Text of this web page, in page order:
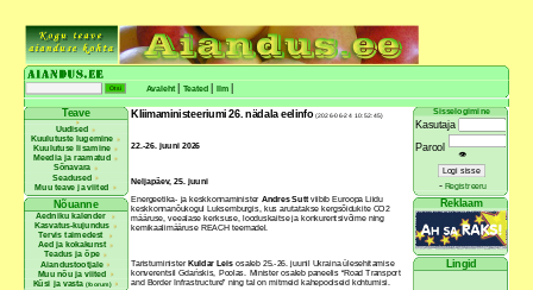
Avaleht Teated Ilm
Teave
Uudised
Kuulutuste lugemine
Kuulutuse lisamine
Meedia ja raamatud
Sõnavara
Seadused
Muu teave ja viited
Nõuanne
Aedniku kalender
Kasvatus-kujundus
Tervis taimedest
Aed ja kokakunst
Teadus ja õpe
Aiandustootjale
Muu nõu ja viited
Küsi ja vasta(foorum)
Kliimaministeeriumi 26. nädala eelinfo(2026-06-24 10:52:45)
22.-26. juuni 2026
Neljapäev, 25. juuni
Energeetika- ja keskkonnaminister Andres Suttviibib Euroopa Liidu
keskkonnanõukogul Luksemburgis, kus arutatakse kergsõidukite CO2
määruse, veealase kerksuse, looduskaitse ja konkurentsivõime ning
kemikaalimääruse REACH teemadel.
TaristuministerKuldar Leis osaleb 25.-26. juunil Ukraina ülesehitamise
konverentsil Gdańskis, Poolas. Minister osaleb paneelis “Road Transport
and Border Infrastructure” ning tal on mitmeid kahepoolseid kohtumisi.
Sisselogimine
Kasutaja
Parool
👁
- Registreeru
Reklaam
Lingid